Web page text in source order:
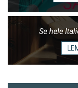
Se hele